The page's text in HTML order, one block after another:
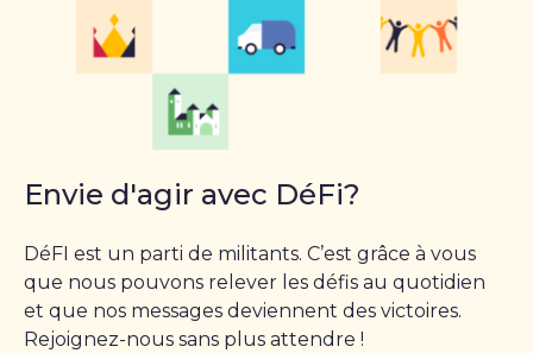
Envie d'agir avec DéFi?
DéFI est un parti de militants. C’est grâce à vous
que nous pouvons relever les défis au quotidien
et que nos messages deviennent des victoires.
Rejoignez-nous sans plus attendre !